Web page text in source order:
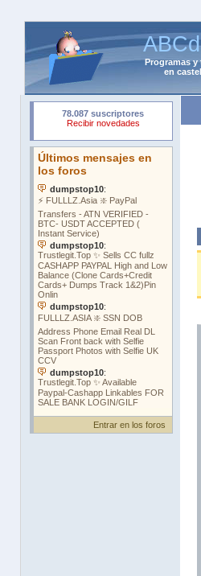
Programasy
en
Entrar en los foros